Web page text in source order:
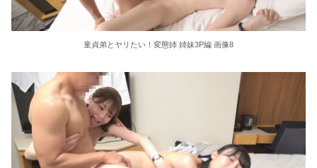
童貞弟とヤリたい！変態姉 姉妹3P編 画像8